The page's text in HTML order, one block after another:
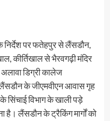
निर्देश पर फतेहपुर से लैंसडौन,
कीर्तिखाल से भैरवगढ़ी मंदिर
डिग्री कालेज
के जीएमवीएन आवास गृह
विभाग के खाली पड़े
है। लैंसडौन के ट्रैकिंग मार्गों को